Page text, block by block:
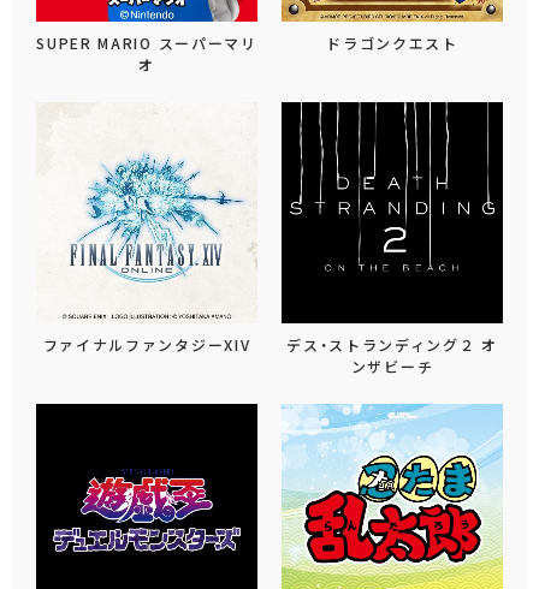
SUPER MARIO スーパーマリ
オ
ドラゴンクエスト
ファイナルファンタジーXIV
デス・ストランディング２ オ
ンザビーチ